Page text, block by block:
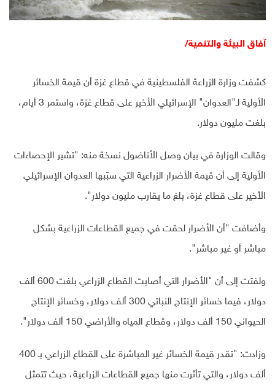
آفاق البيئة والتنمية/
كشفت وزارة الزراعة الفلسطينية في قطاع غزة أن قيمة الخسائر
الأولية لـ"العدوان" الإسرائيلي الأخير على قطاع غزة، واستمر 3 أيام،
بلغت مليون دولار.
وقالت الوزارة في بيان وصل الأناضول نسخة منه: "تشير الإحصاءات
الأولية إلى أن قيمة الأضرار الزراعية التي سبّبها العدوان الإسرائيلي
الأخير على قطاع غزة، بلغ ما يقارب مليون دولار".
وأضافت "أن الأضرار لحقت في جميع القطاعات الزراعية بشكل
مباشر أو غير مباشر".
ولفتت إلى أن "الأضرار التي أصابت القطاع الزراعي بلغت 600 ألف
دولار، فيما خسائر الإنتاج النباتي 300 ألف دولار، وخسائر الإنتاج
الحيواني 150 ألف دولار، وقطاع المياه والأراضي 150 ألف دولار".
وزادت: "تقدر قيمة الخسائر غير المباشرة على القطاع الزراعي بـ 400
ألف دولار، والتي تأثرت منها جميع القطاعات الزراعية، حيث تتمثل